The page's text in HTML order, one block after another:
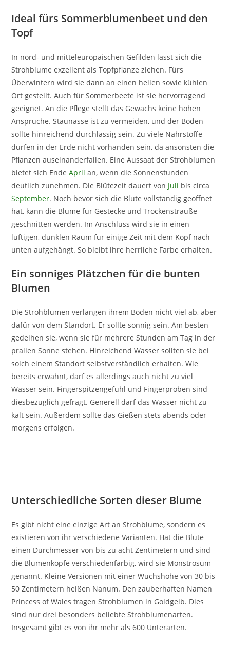
Ideal fürs Sommerblumenbeet und den
Topf
In nord- und mitteleuropäischen Gefilden lässt sich die
Strohblume exzellent als Topfpflanze ziehen. Fürs
Überwintern wird sie dann an einen hellen sowie kühlen
Ort gestellt. Auch für Sommerbeete ist sie hervorragend
geeignet. An die Pflege stellt das Gewächs keine hohen
Ansprüche. Staunässe ist zu vermeiden, und der Boden
sollte hinreichend durchlässig sein. Zu viele Nährstoffe
dürfen in der Erde nicht vorhanden sein, da ansonsten die
Pflanzen auseinanderfallen. Eine Aussaat der Strohblumen
bietet sich EndeApril an, wenn die Sonnenstunden
deutlich zunehmen. Die Blütezeit dauert von Juli bis circa
September. Noch bevor sich die Blüte vollständig geöffnet
hat, kann die Blume für Gestecke und Trockensträuße
geschnitten werden. Im Anschluss wird sie in einen
luftigen, dunklen Raum für einige Zeit mit dem Kopf nach
unten aufgehängt. So bleibt ihre herrliche Farbe erhalten.
Ein sonniges Plätzchen für die bunten
Blumen
Die Strohblumen verlangen ihrem Boden nicht viel ab, aber
dafür von dem Standort. Er sollte sonnig sein. Am besten
gedeihen sie, wenn sie für mehrere Stunden am Tag in der
prallen Sonne stehen. Hinreichend Wasser sollten sie bei
solch einem Standort selbstverständlich erhalten. Wie
bereits erwähnt, darf es allerdings auch nicht zu viel
Wasser sein. Fingerspitzengefühl und Fingerproben sind
diesbezüglich gefragt. Generell darf das Wasser nicht zu
kalt sein. Außerdem sollte das Gießen stets abends oder
morgens erfolgen.
Unterschiedliche Sorten dieser Blume
Es gibt nicht eine einzige Art an Strohblume, sondern es
existieren von ihr verschiedene Varianten. Hat die Blüte
einen Durchmesser von bis zu acht Zentimetern und sind
die Blumenköpfe verschiedenfarbig, wird sie Monstrosum
genannt. Kleine Versionen mit einer Wuchshöhe von 30 bis
50 Zentimetern heißen Nanum. Den zauberhaften Namen
Princess of Wales tragen Strohblumen in Goldgelb. Dies
sind nur drei besonders beliebte Strohblumenarten.
Insgesamt gibt es von ihr mehr als 600 Unterarten.